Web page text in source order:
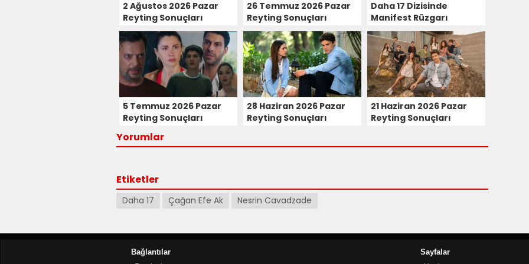
2 Ağustos 2026 Pazar
Reyting Sonuçları
26 Temmuz 2026 Pazar
Reyting Sonuçları
Daha 17 Dizisinde
Manifest Rüzgarı
Esecek! Setten Gelen
Fotoğraflar
Heyecanlandırdı!
5 Temmuz 2026 Pazar
Reyting Sonuçları
28 Haziran 2026 Pazar
Reyting Sonuçları
21 Haziran 2026 Pazar
Reyting Sonuçları
Yorumlar
Etiketler
Daha 17 Çağan Efe Ak Nesrin Cavadzade
Bağlantılar
Sayfalar